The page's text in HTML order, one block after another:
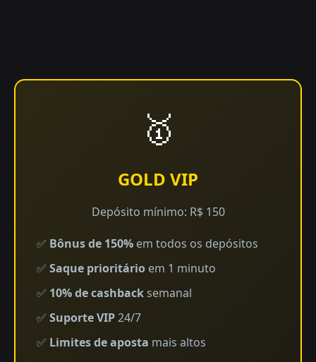
🥇
GOLD VIP
Depósito mínimo: R$ 150
✅ Bônus de 150% em todos os depósitos
✅ Saque prioritário em 1 minuto
✅ 10% de cashbacksemanal
✅ Suporte VIP24/7
✅ Limites de aposta mais altos